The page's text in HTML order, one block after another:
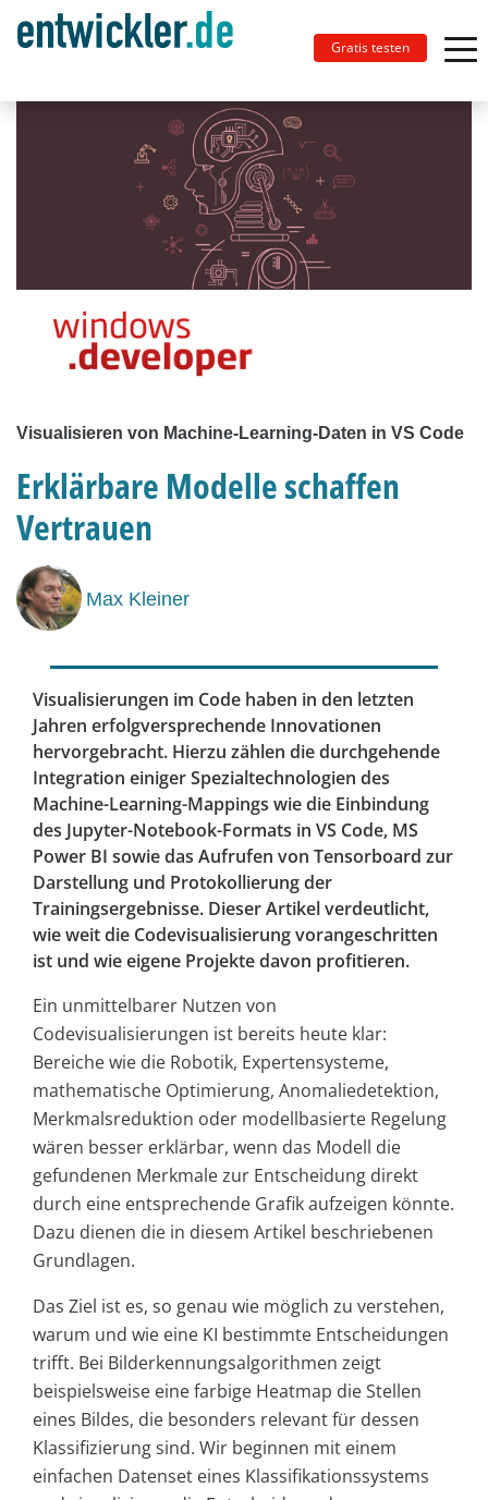
Gratis testen
Visualisieren von Machine-Learning-Daten in VS Code
Erklärbare Modelle schaffen
Vertrauen
Max Kleiner
Visualisierungen im Code haben in den letzten
Jahren erfolgversprechende Innovationen
hervorgebracht. Hierzu zählen die durchgehende
Integration einiger Spezialtechnologien des
Machine-Learning-Mappings wie die Einbindung
des Jupyter-Notebook-Formats in VS Code, MS
Power BI sowie das Aufrufen von Tensorboard zur
Darstellung und Protokollierung der
Trainingsergebnisse. Dieser Artikel verdeutlicht,
wie weit die Codevisualisierung vorangeschritten
ist und wie eigene Projekte davon profitieren.
Ein unmittelbarer Nutzen von
Codevisualisierungen ist bereits heute klar:
Bereiche wie die Robotik, Expertensysteme,
mathematische Optimierung, Anomaliedetektion,
Merkmalsreduktion oder modellbasierte Regelung
wären besser erklärbar, wenn das Modell die
gefundenen Merkmale zur Entscheidung direkt
durch eine entsprechende Grafik aufzeigen könnte.
Dazu dienen die in diesem Artikel beschriebenen
Grundlagen.
Das Ziel ist es, so genau wie möglich zu verstehen,
warum und wie eine KI bestimmte Entscheidungen
trifft. Bei Bilderkennungsalgorithmen zeigt
beispielsweise eine farbige Heatmap die Stellen
eines Bildes, die besonders relevant für dessen
Klassifizierung sind. Wir beginnen mit einem
einfachen Datenset eines Klassifikationssystems